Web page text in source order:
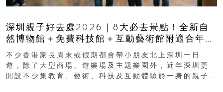
深圳親子好去處2026｜8大必去景點！全新自
然博物館＋免費科技館＋互動藝術館附適合年
齡、交通、門票、開放時間
不少香港家長周末或假期都會帶小朋友北上深圳一日
遊，除了大型商場、遊樂場及主題樂園外，近年深圳更
開設不少集教育、藝術、科技及互動體驗於一身的親子